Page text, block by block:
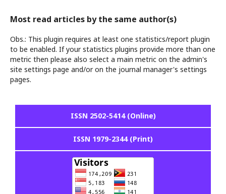
Most read articles by the same author(s)
Obs.: This plugin requires at least one statistics/report plugin
to be enabled. If your statistics plugins provide more than one
metric then please also select a main metric on the admin's
site settings page and/or on the journal manager's settings
pages.
ISSN 2502-5414 (Online)
ISSN 1979-2344 (Print)